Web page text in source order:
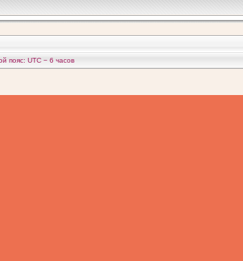
пояс: UTC − 6 часов